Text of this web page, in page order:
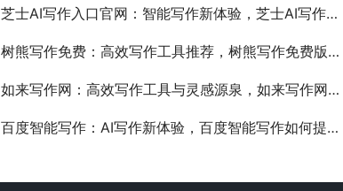
芝士AI写作入口官网：智能写作新体验，芝士AI写作入口官网的使用方法与优势分析
树熊写作免费：高效写作工具推荐，树熊写作免费版功能与使用体验详解
如来写作网：高效写作工具与灵感源泉，如来写作网如何提升你的写作效率和创意
百度智能写作：AI写作新体验，百度智能写作如何提升内容创作效率